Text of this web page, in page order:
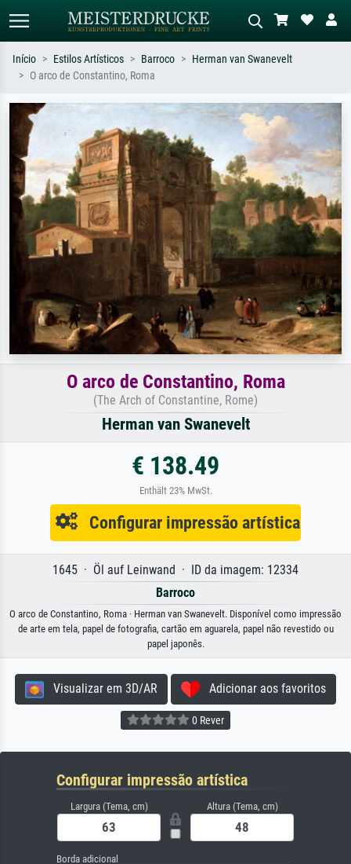
Pesquise por artista, título ou estilo –
ex: Monet, Noite Estrelada,
impressionismo, onda de Hokusai, nu.
Descreva a cena – ex: prado verde,
abstrato com muito vermelho, pintura
a óleo escura, nu em pé ao lado de
uma árvore.
Início Estilos Artísticos Barroco
Herman van Swanevelt
O arco de Constantino, Roma
O arco de Constantino, Roma
(The Arch of Constantine, Rome)
Herman van Swanevelt
€ 138.49
Enthält 23% MwSt.
Configurar impressão artística
1645 · Öl auf Leinwand · ID da imagem: 12334
Barroco
O arco de Constantino, Roma · Herman van Swanevelt. Disponível como impressão
de arte em tela, papel de fotografia, cartão em aguarela, papel não revestido ou
papel japonês.
Visualizar em 3D/AR Adicionar aos favoritos
0 Rever
Configurar impressão artística
Largura (Tema, cm) Altura (Tema, cm)
Borda adicional